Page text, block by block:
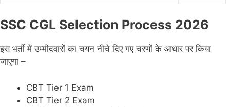
SSC CGL Selection Process 2026
इस भर्ती में उम्मीदवारों का चयन नीचे दिए गए चरणों के आधार पर किया
जाएगा –
CBT Tier 1 Exam
CBT Tier 2 Exam